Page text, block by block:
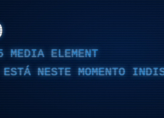
MEDIA ELEMENT
ESTÁ NESTE MOMENTO